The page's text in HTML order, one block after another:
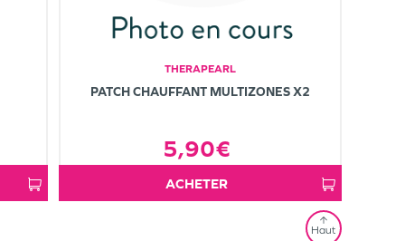
THERAPEARL
PATCH CHAUFFANT MULTIZONES X2
5,90€
ACHETER
Haut